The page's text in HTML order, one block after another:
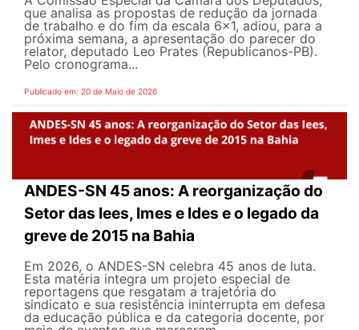
que analisa as propostas de redução da jornada
de trabalho e do fim da escala 6x1, adiou, para a
próxima semana, a apresentação do parecer do
relator, deputado Leo Prates (Republicanos-PB).
Pelo cronograma...
Publicado em: 20 de Maio de 2026
ANDES-SN 45 anos: A reorganização do
Setor das Iees, Imes e Ides e o legado da
greve de 2015 na Bahia
Em 2026, o ANDES-SN celebra 45 anos de luta.
Esta matéria integra um projeto especial de
reportagens que resgatam a trajetória do
sindicato e sua resistência ininterrupta em defesa
da educação pública e da categoria docente, por